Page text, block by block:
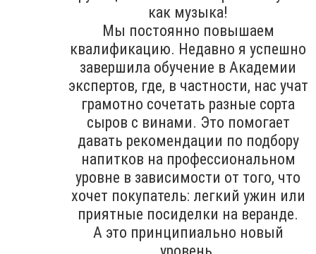
как музыка!
Мы постоянно повышаем
квалификацию. Недавно я успешно
завершила обучение в Академии
экспертов, где, в частности, нас учат
грамотно сочетать разные сорта
сыров с винами. Это помогает
давать рекомендации по подбору
напитков на профессиональном
уровне в зависимости от того, что
хочет покупатель: легкий ужин или
приятные посиделки на веранде.
А это принципиально новый